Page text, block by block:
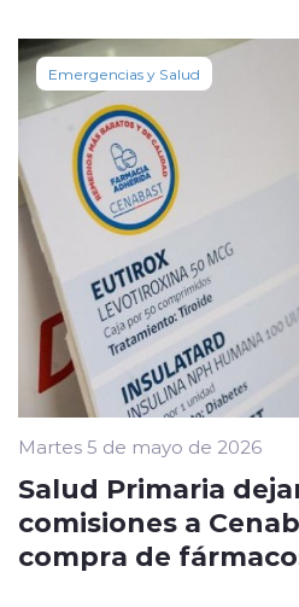
Emergencias y Salud
Martes 5 de mayo de 2026
Salud Primaria
comisiones a
compra de